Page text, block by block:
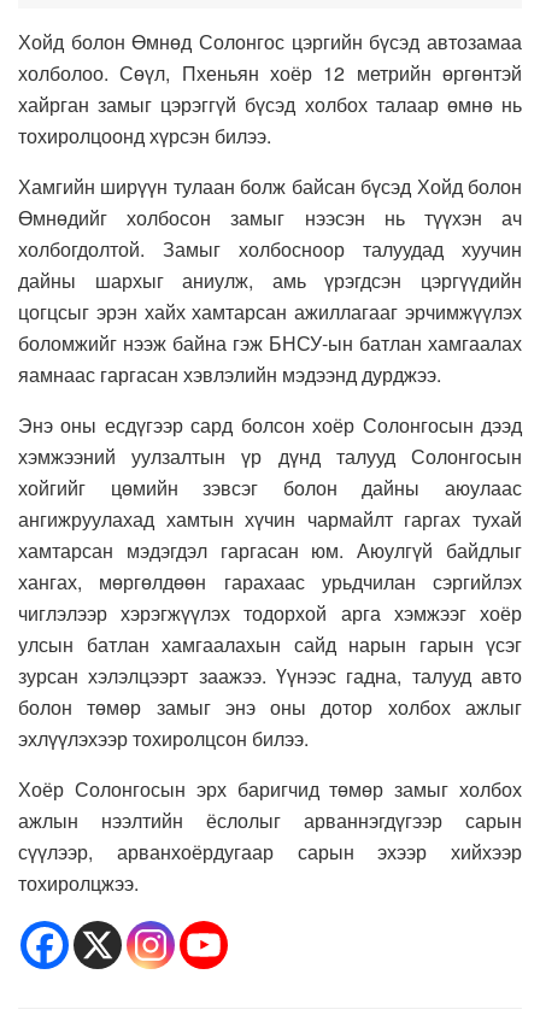
Хойд болон Өмнөд Солонгос цэргийн бүсэд автозамаа
холболоо. Сөүл, Пхеньян хоёр 12 метрийн өргөнтэй
хайрган замыг цэрэггүй бүсэд холбох талаар өмнө нь
тохиролцоонд хүрсэн билээ.
Хамгийн ширүүн тулаан болж байсан бүсэд Хойд болон
Өмнөдийг холбосон замыг нээсэн нь түүхэн ач
холбогдолтой. Замыг холбосноор талуудад хуучин
дайны шархыг аниулж, амь үрэгдсэн цэргүүдийн
цогцсыг эрэн хайх хамтарсан ажиллагааг эрчимжүүлэх
боломжийг нээж байна гэж БНСУ-ын батлан хамгаалах
яамнаас гаргасан хэвлэлийн мэдээнд дурджээ.
Энэ оны есдүгээр сард болсон хоёр Солонгосын дээд
хэмжээний уулзалтын үр дүнд талууд Солонгосын
хойгийг цөмийн зэвсэг болон дайны аюулаас
ангижруулахад хамтын хүчин чармайлт гаргах тухай
хамтарсан мэдэгдэл гаргасан юм. Аюулгүй байдлыг
хангах, мөргөлдөөн гарахаас урьдчилан сэргийлэх
чиглэлээр хэрэгжүүлэх тодорхой арга хэмжээг хоёр
улсын батлан хамгаалахын сайд нарын гарын үсэг
зурсан хэлэлцээрт заажээ. Үүнээс гадна, талууд авто
болон төмөр замыг энэ оны дотор холбох ажлыг
эхлүүлэхээр тохиролцсон билээ.
Хоёр Солонгосын эрх баригчид төмөр замыг холбох
ажлын нээлтийн ёслолыг арваннэгдүгээр сарын
сүүлээр, арванхоёрдугаар сарын эхээр хийхээр
тохиролцжээ.